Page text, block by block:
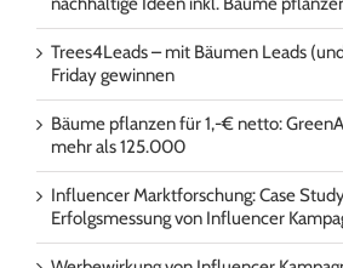
Trees4Leads – mit Bäumen Leads
Friday gewinnen
Bäume pflanzen für 1,-€ netto:
mehr als 125.000
Influencer Marktforschung: Case
Erfolgsmessung von Influencer